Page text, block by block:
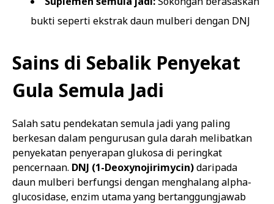
bukti seperti ekstrak daun mulberi dengan DNJ
Sains di Sebalik Penyekat
Gula Semula Jadi
Salah satu pendekatan semula jadi yang paling
berkesan dalam pengurusan gula darah melibatkan
penyekatan penyerapan glukosa di peringkat
pencernaan. DNJ (1-Deoxynojirimycin)daripada
daun mulberi berfungsi dengan menghalang alpha-
glucosidase, enzim utama yang bertanggungjawab